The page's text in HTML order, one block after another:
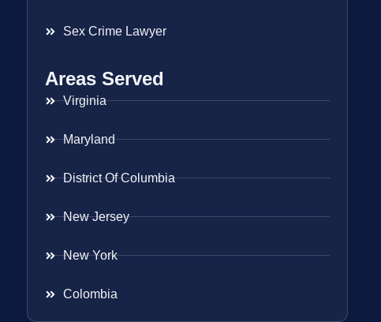
Sex Crime Lawyer
Areas Served
Virginia
Maryland
District Of Columbia
New Jersey
New York
Colombia